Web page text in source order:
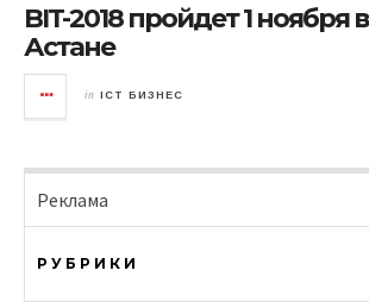
BIT-2018 пройдет 1 ноября в
Астане
in ICT БИЗНЕС
Реклама
РУБРИКИ